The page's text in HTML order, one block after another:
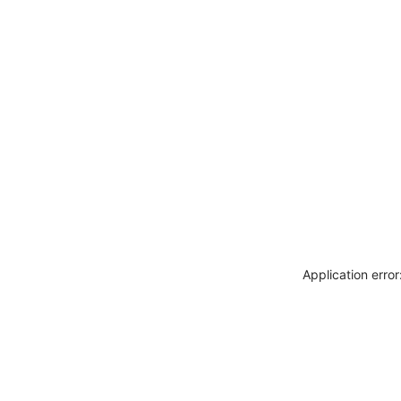
Application